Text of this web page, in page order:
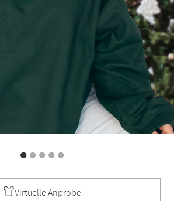
Virtuelle Anprobe